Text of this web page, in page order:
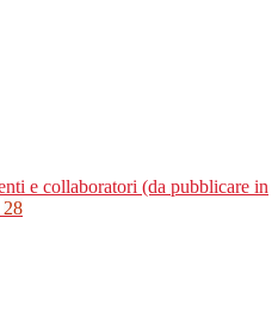
e collaboratori (da pubblicare in
28